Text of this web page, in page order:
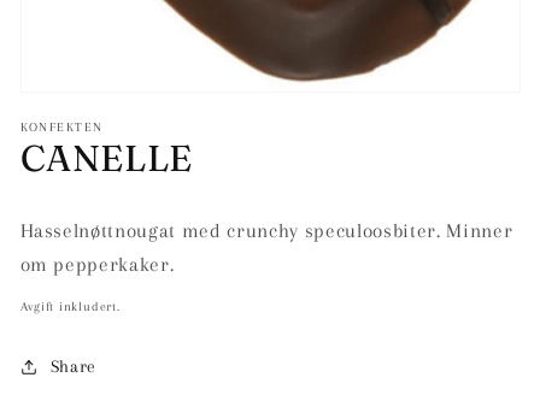
KONFEKTEN
CANELLE
Hasselnøttnougat med crunchy speculoosbiter. Minner
om pepperkaker.
Avgift inkludert.
Share